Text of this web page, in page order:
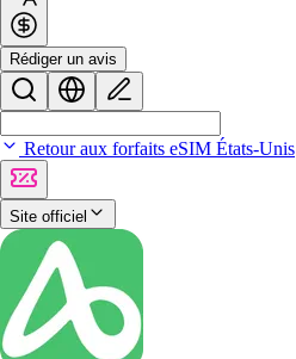
Rédiger un avis
Retour aux forfaits eSIM États-Unis
Site officiel